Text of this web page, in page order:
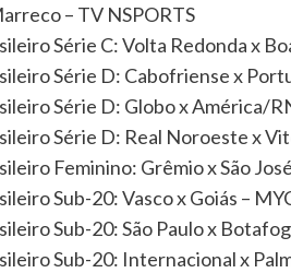
– TV NSPORTS
Série C: Volta Redonda x
Série D: Cabofriense x
Série D: Globo x América/
Série D: Real Noroeste x
Feminino: Grêmio x São
Sub-20: Vasco x Goiás –
Sub-20: São Paulo x
Sub-20: Internacional x